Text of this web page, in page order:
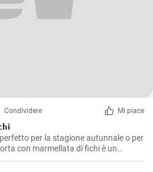
Condividere Mi piace
per la stagione autunnale o per
con marmellata di fichi è un
ideale anche come fine pasto.